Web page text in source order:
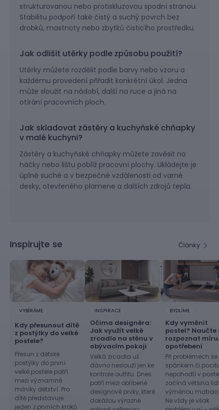
strukturovanou nebo protiskluzovou spodní stranou.
Stabilitu podpoří také čistý a suchý povrch bez
drobků, mastnoty nebo zbytků čisticího prostředku.
Jak odlišit utěrky podle způsobu použití?
Utěrky můžete rozdělit podle barvy nebo vzoru a
každému provedení přiřadit konkrétní úkol. Jedna
může sloužit na nádobí, další na ruce a jiná na
otírání pracovních ploch.
Jak skladovat zástěry a kuchyňské chňapky
v malé kuchyni?
Zástěry a kuchyňské chňapky můžete zavěsit na
háčky nebo lištu poblíž pracovní plochy. Ukládejte je
úplně suché a v bezpečné vzdálenosti od varné
desky, otevřeného plamene a dalších zdrojů tepla.
Inspirujte se Články
VYBÍRÁME
Kdy přesunout dítě
z postýlky do velké
postele?
Přesun z dětské
postýlky do první
velké postele patří
mezi významné
milníky dětství. Pro
dítě představuje
jeden z prvních kroků
INSPIRACE
Očima designéra:
Jak využít velké
zrcadlo na stěnu v
obývacím pokoji
Velká zrcadla už
dávno neslouží jen ke
kontrole outfitu. Dnes
patří mezi oblíbené
designové prvky, které
dokážou výrazně
BYDLÍME
Kdy vyměnit
postel? Naučte
rozpoznat míru
opotřebení
Při problémech se
spánkem či
nepohodlí v
začíná většina
výměnou
Ne vždy je však